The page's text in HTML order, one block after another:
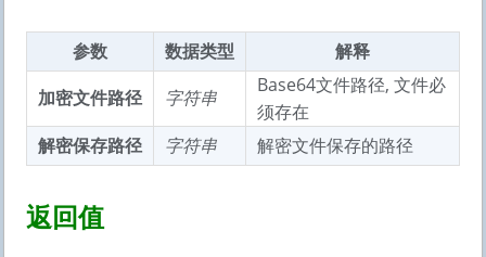
参数 数据类型
解释
加密文件路径
字符串
Base64文件路径, 文件必
须存在
解密保存路径
字符串 解密文件保存的路径
返回值